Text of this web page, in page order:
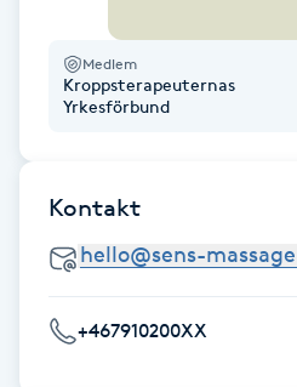
Gellack med förstärkning
Gravidmassage
Gravidyoga
Gua Sha-massage
Medlem
Kroppsterapeuternas
Yrkesförbund
Kontakt
+467910200XX